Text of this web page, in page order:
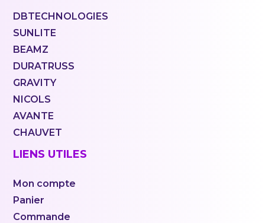
DBTECHNOLOGIES
SUNLITE
BEAMZ
DURATRUSS
GRAVITY
NICOLS
AVANTE
CHAUVET
LIENS UTILES
Mon compte
Panier
Commande